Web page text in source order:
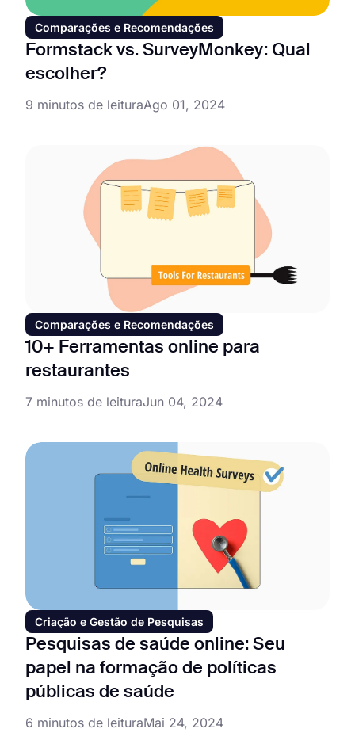
Comparações e Recomendações
Formstack vs. SurveyMonkey: Qual
escolher?
9 minutos de leituraAgo 01, 2024
Comparações e Recomendações
10+ Ferramentas online para
restaurantes
7 minutos de leituraJun 04, 2024
Criação e Gestão de Pesquisas
Pesquisas de saúde online: Seu
papel na formação de políticas
públicas de saúde
6 minutos de leituraMai 24, 2024